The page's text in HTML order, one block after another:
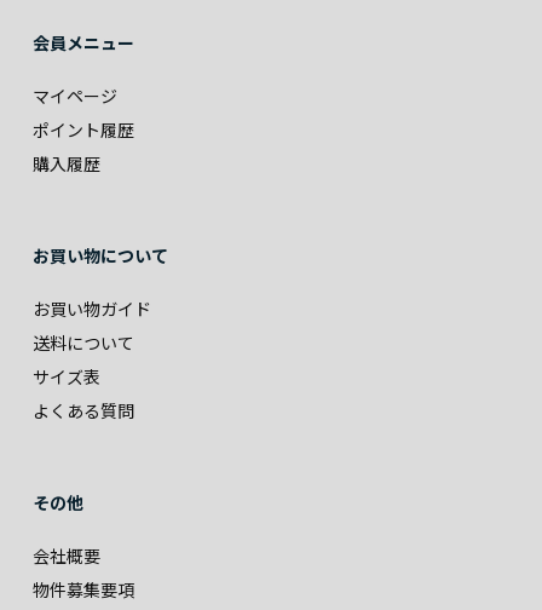
会員メニュー
マイページ
ポイント履歴
購入履歴
お買い物について
お買い物ガイド
送料について
サイズ表
よくある質問
その他
会社概要
物件募集要項